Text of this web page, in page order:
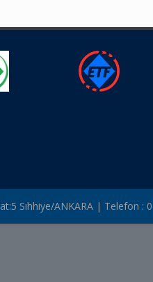
Sıhhiye/ANKARA | Telefon